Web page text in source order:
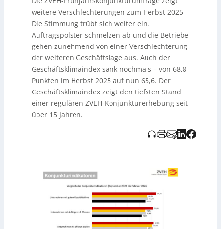
klare Energiepolitik der Bundesregierung, die
Investoren verunsichere und damit wichtige
Geschäftsfelder bremse. In der Befragung von 1.641
Betrieben wird die aktuelle Geschäftslage schlechter
bewertet, zugleich steigt der Anteil der Betriebe mit
schlechter Lage. Die Einstellungsbereitschaft bleibt mit
rund 46 % unter der 50%-Marke; zudem deuten die
Zahlen auf eine schwächere Beschäftigungsentwicklung
hin.
weitere Verschlechterungen zum Herbst 2025.
Die Stimmung trübt sich weiter ein.
Auftragspolster schmelzen ab und die Betriebe
gehen zunehmend von einer Verschlechterung
der weiteren Geschäftslage aus. Auch der
Geschäftsklimaindex sank nochmals – von 68,8
Punkten im Herbst 2025 auf nun 65,6. Der
Geschäftsklimaindex zeigt den tiefsten Stand
einer regulären ZVEH-Konjunkturerhebung seit
über 15 Jahren.